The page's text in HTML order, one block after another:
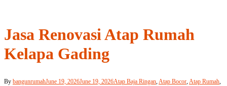
Jasa Renovasi Atap Rumah
Kelapa Gading
By bangunrumahJune 19, 2026June 19, 2026Atap Baja Ringan,Atap Bocor,Atap Rumah,